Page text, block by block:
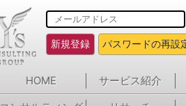
新規登録 パスワードの再設
HOME サービス紹介